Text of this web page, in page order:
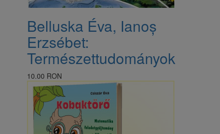
Belluska Éva, Ianoș
Erzsébet:
Természettudományok
10.00 RON